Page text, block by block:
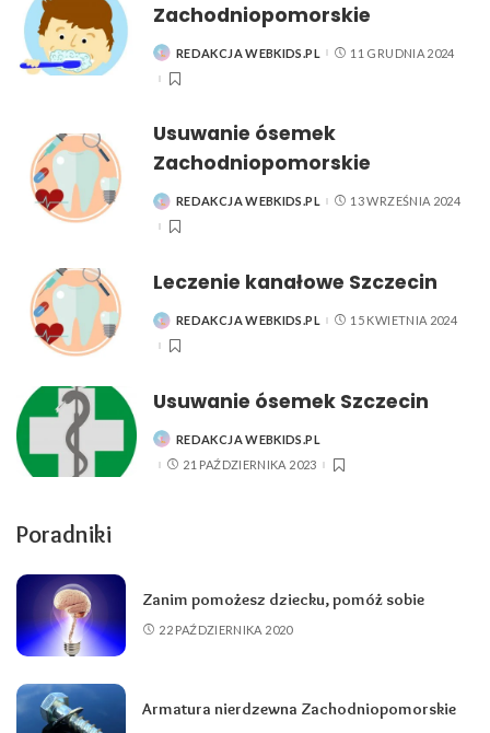
Zachodniopomorskie
POSTED
REDAKCJA WEBKIDS.PL 11 GRUDNIA 2024
Usuwanie ósemek
Zachodniopomorskie
POSTED
REDAKCJA WEBKIDS.PL 13 WRZEŚNIA 2024
Leczenie kanałowe Szczecin
POSTED
REDAKCJA WEBKIDS.PL 15 KWIETNIA 2024
Usuwanie ósemek Szczecin
POSTED
REDAKCJA WEBKIDS.PL
21 PAŹDZIERNIKA 2023
Poradniki
Zanim pomożesz dziecku, pomóż sobie
22 PAŹDZIERNIKA 2020
Armatura nierdzewna Zachodniopomorskie